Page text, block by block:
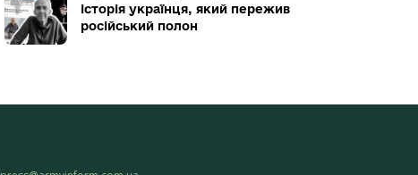
історія українця, який пережив
російський полон